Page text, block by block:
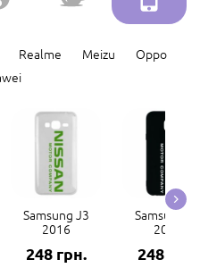
Realme Meizu
Oppo
Samsung J3
2016
248 грн.
Samsung J3
2017
248 грн.